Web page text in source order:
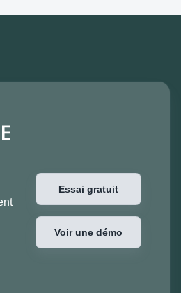
Essai gratuit
Voir une démo